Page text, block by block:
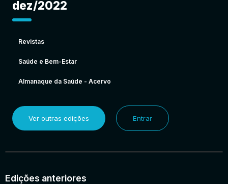
dez/2022
Revistas
Saúde e Bem-Estar
Almanaque da Saúde - Acervo
Ver outras edições Entrar
Edições anteriores